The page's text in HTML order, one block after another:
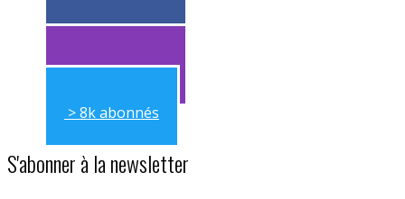
> 11k abonnés
> 11k abonnés
> 8k abonnés
S'abonner à la newsletter